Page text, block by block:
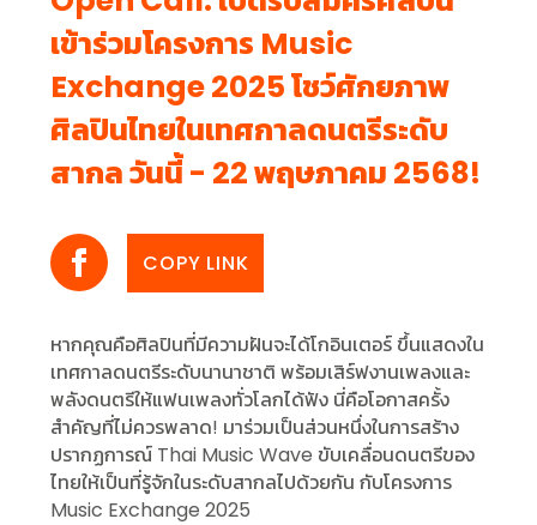
เข้าร่วมโครงการ Music
Exchange 2025 โชว์ศักยภาพ
ศิลปินไทยในเทศกาลดนตรีระดับ
สากล วันนี้ - 22 พฤษภาคม 2568!
COPY LINK
หากคุณคือศิลปินที่มีความฝันจะได้โกอินเตอร์ ขึ้นแสดงใน
เทศกาลดนตรีระดับนานาชาติ พร้อมเสิร์ฟงานเพลงและ
พลังดนตรีให้แฟนเพลงทั่วโลกได้ฟัง นี่คือโอกาสครั้ง
สำคัญที่ไม่ควรพลาด! มาร่วมเป็นส่วนหนึ่งในการสร้าง
ปรากฏการณ์ Thai Music Wave ขับเคลื่อนดนตรีของ
ไทยให้เป็นที่รู้จักในระดับสากลไปด้วยกัน กับโครงการ
Music Exchange 2025